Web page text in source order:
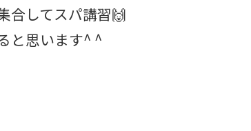
合してスパ講習🙌
と思います^ ^